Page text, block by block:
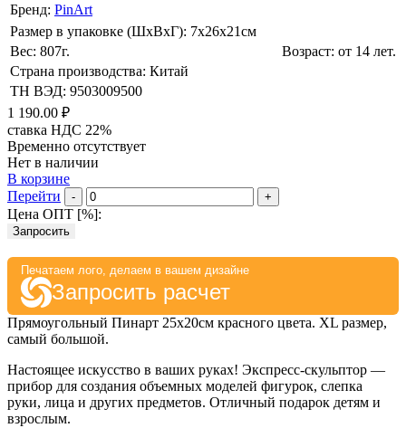
Бренд: PinArt
Размер в упаковке (ШхВxГ): 7х26х21cм
Вес: 807г.
Возраст: от 14 лет.
Страна производства: Китай
ТН ВЭД: 9503009500
1 190.00 ₽
ставка НДС 22%
Временно отсутствует
Нет в наличии
В корзине
Перейти
- +
Цена ОПТ [%]:
Запросить
Печатаем лого, делаем в вашем дизайне
Запросить расчет
Прямоугольный Пинарт 25х20см красного цвета. XL размер,
самый большой.
Настоящее искусство в ваших руках! Экспресс-скульптор —
прибор для создания объемных моделей фигурок, слепка
руки, лица и других предметов. Отличный подарок детям и
взрослым.